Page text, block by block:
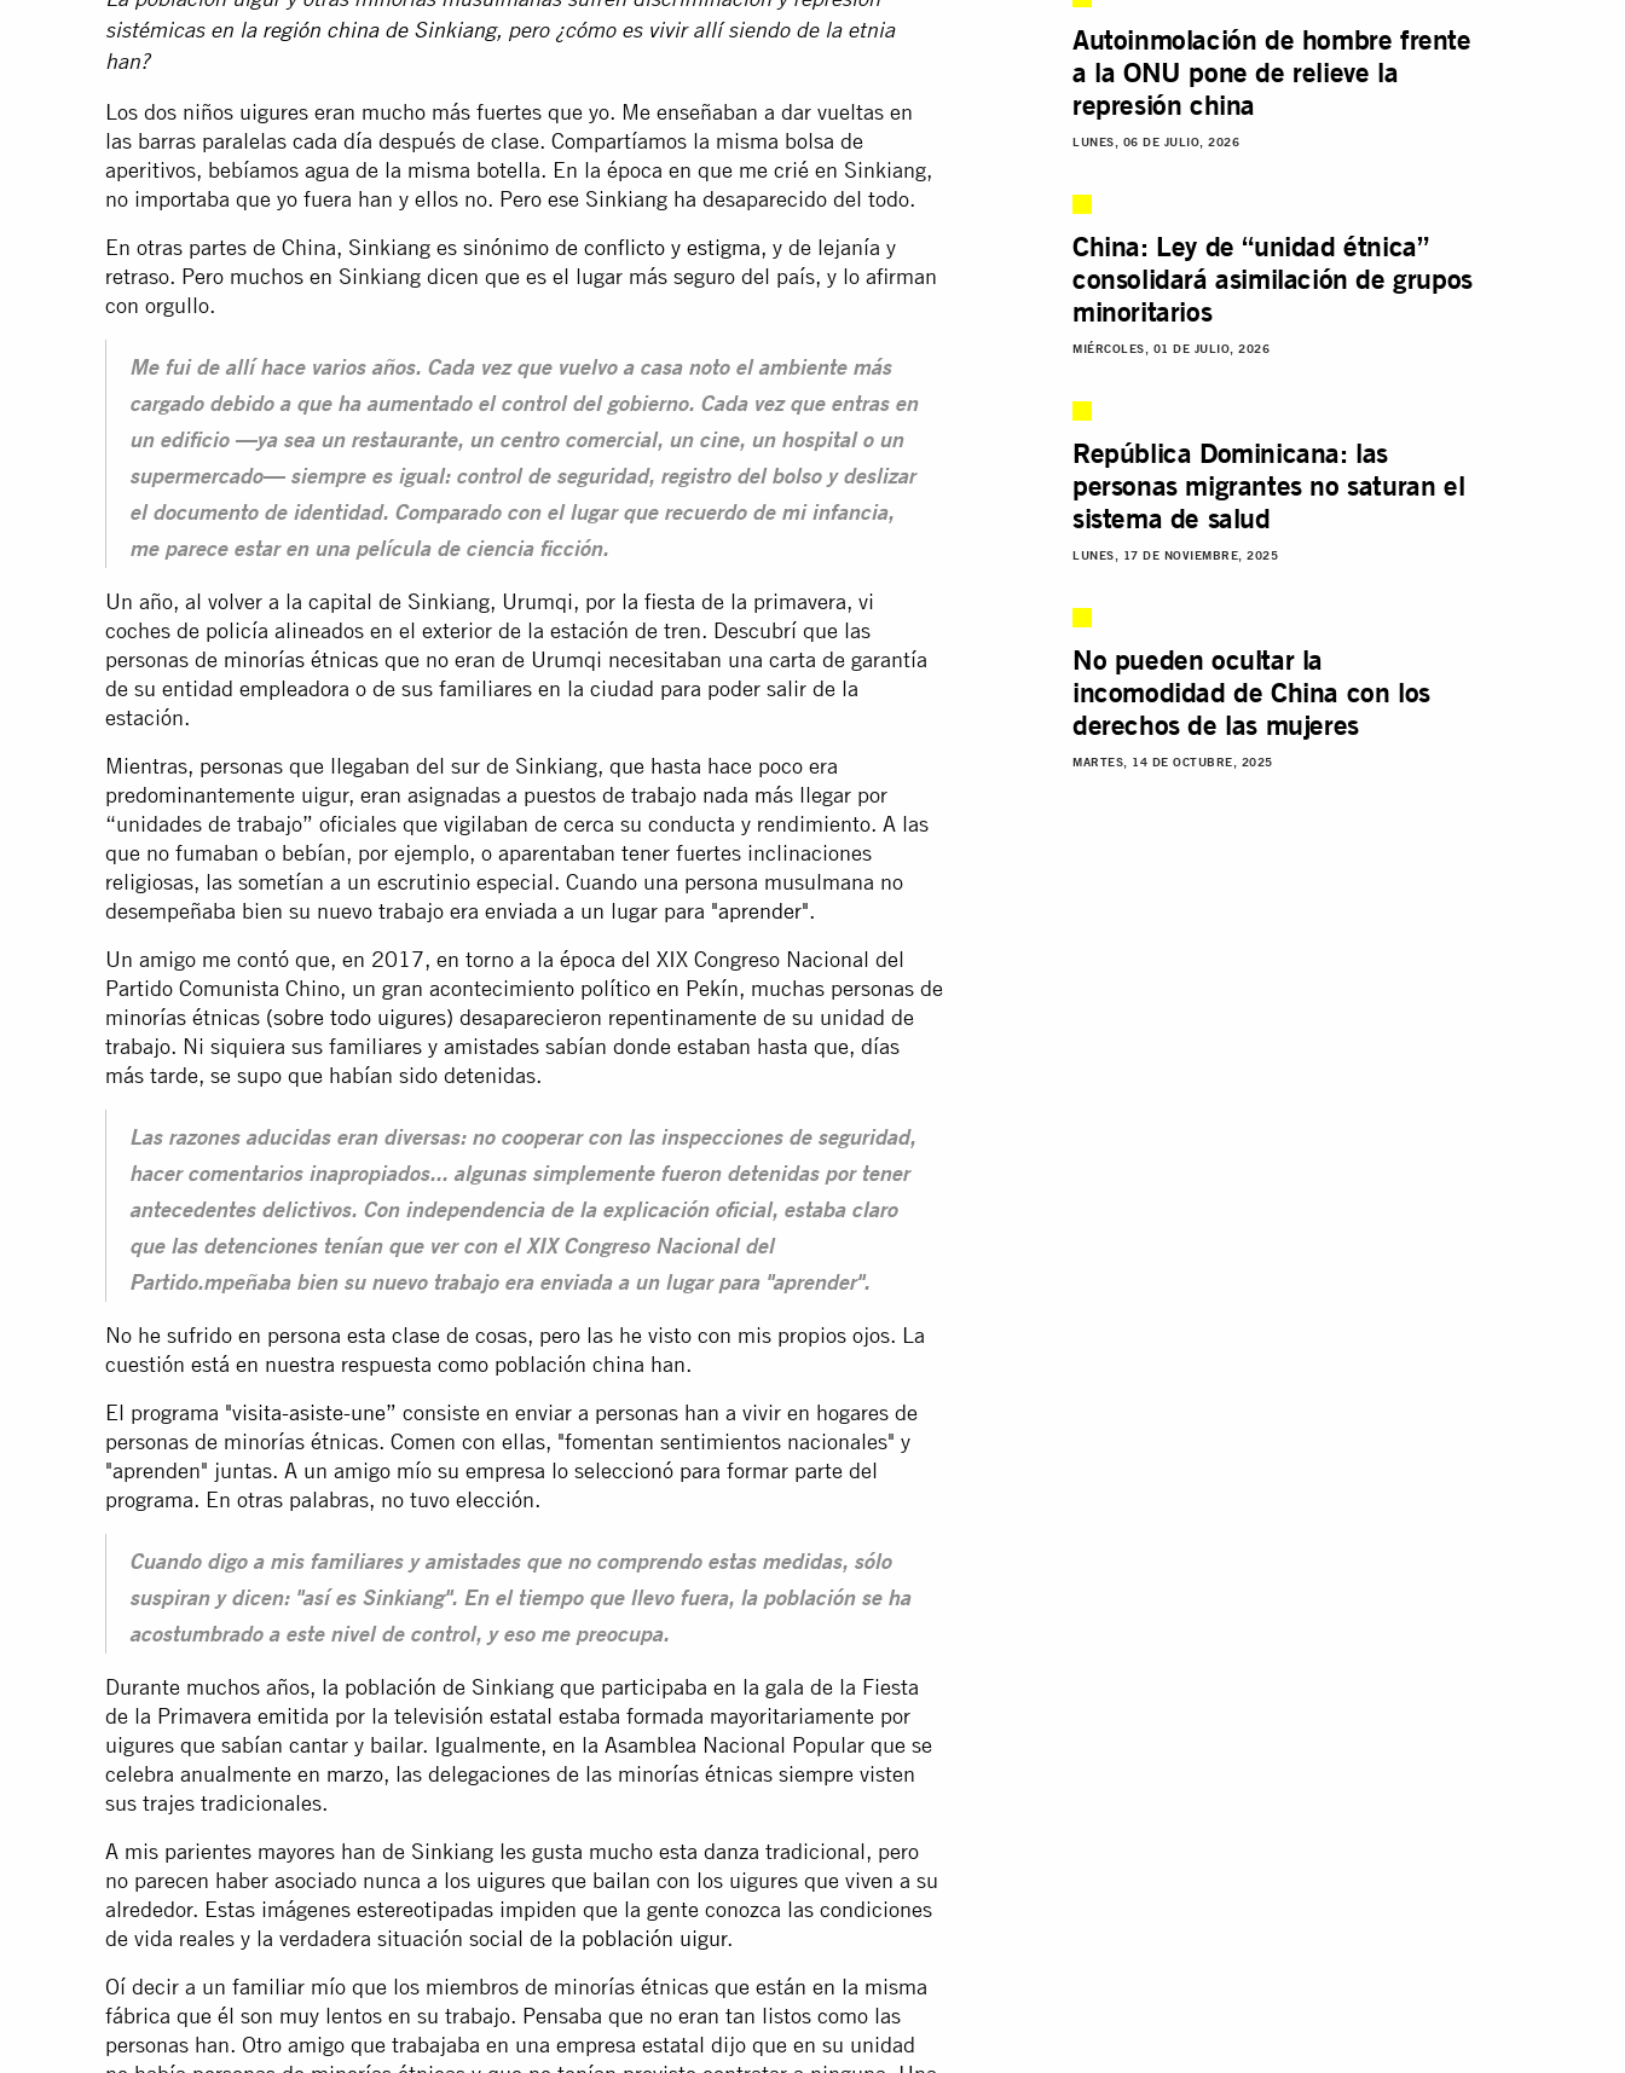
sistémicas en la región china de Sinkiang, pero ¿cómo es vivir allí siendo de la etnia
han?
Los dos niños uigures eran mucho más fuertes que yo. Me enseñaban a dar vueltas en
las barras paralelas cada día después de clase. Compartíamos la misma bolsa de
aperitivos, bebíamos agua de la misma botella. En la época en que me crié en Sinkiang,
no importaba que yo fuera han y ellos no. Pero ese Sinkiang ha desaparecido del todo.
En otras partes de China, Sinkiang es sinónimo de conflicto y estigma, y de lejanía y
retraso. Pero muchos en Sinkiang dicen que es el lugar más seguro del país, y lo afirman
con orgullo.
Me fui de allí hace varios años. Cada vez que vuelvo a casa noto el ambiente más
cargado debido a que ha aumentado el control del gobierno. Cada vez que entras en
un edificio —ya sea un restaurante, un centro comercial, un cine, un hospital o un
supermercado— siempre es igual: control de seguridad, registro del bolso y deslizar
el documento de identidad. Comparado con el lugar que recuerdo de mi infancia,
me parece estar en una película de ciencia ficción.
Un año, al volver a la capital de Sinkiang, Urumqi, por la fiesta de la primavera, vi
coches de policía alineados en el exterior de la estación de tren. Descubrí que las
personas de minorías étnicas que no eran de Urumqi necesitaban una carta de garantía
de su entidad empleadora o de sus familiares en la ciudad para poder salir de la
estación.
Mientras, personas que llegaban del sur de Sinkiang, que hasta hace poco era
predominantemente uigur, eran asignadas a puestos de trabajo nada más llegar por
“unidades de trabajo” oficiales que vigilaban de cerca su conducta y rendimiento. A las
que no fumaban o bebían, por ejemplo, o aparentaban tener fuertes inclinaciones
religiosas, las sometían a un escrutinio especial. Cuando una persona musulmana no
desempeñaba bien su nuevo trabajo era enviada a un lugar para "aprender".
Un amigo me contó que, en 2017, en torno a la época del XIX Congreso Nacional del
Partido Comunista Chino, un gran acontecimiento político en Pekín, muchas personas de
minorías étnicas (sobre todo uigures) desaparecieron repentinamente de su unidad de
trabajo. Ni siquiera sus familiares y amistades sabían donde estaban hasta que, días
más tarde, se supo que habían sido detenidas.
Las razones aducidas eran diversas: no cooperar con las inspecciones de seguridad,
hacer comentarios inapropiados... algunas simplemente fueron detenidas por tener
antecedentes delictivos. Con independencia de la explicación oficial, estaba claro
que las detenciones tenían que ver con el XIX Congreso Nacional del
Partido.mpeñaba bien su nuevo trabajo era enviada a un lugar para "aprender".
No he sufrido en persona esta clase de cosas, pero las he visto con mis propios ojos. La
cuestión está en nuestra respuesta como población china han.
El programa "visita-asiste-une” consiste en enviar a personas han a vivir en hogares de
personas de minorías étnicas. Comen con ellas, "fomentan sentimientos nacionales" y
"aprenden" juntas. A un amigo mío su empresa lo seleccionó para formar parte del
programa. En otras palabras, no tuvo elección.
Cuando digo a mis familiares y amistades que no comprendo estas medidas, sólo
suspiran y dicen: "así es Sinkiang". En el tiempo que llevo fuera, la población se ha
acostumbrado a este nivel de control, y eso me preocupa.
Durante muchos años, la población de Sinkiang que participaba en la gala de la Fiesta
de la Primavera emitida por la televisión estatal estaba formada mayoritariamente por
uigures que sabían cantar y bailar. Igualmente, en la Asamblea Nacional Popular que se
celebra anualmente en marzo, las delegaciones de las minorías étnicas siempre visten
sus trajes tradicionales.
A mis parientes mayores han de Sinkiang les gusta mucho esta danza tradicional, pero
no parecen haber asociado nunca a los uigures que bailan con los uigures que viven a su
alrededor. Estas imágenes estereotipadas impiden que la gente conozca las condiciones
de vida reales y la verdadera situación social de la población uigur.
Oí decir a un familiar mío que los miembros de minorías étnicas que están en la misma
fábrica que él son muy lentos en su trabajo. Pensaba que no eran tan listos como las
personas han. Otro amigo que trabajaba en una empresa estatal dijo que en su unidad
Autoinmolación de hombre frente
a la ONU pone de relieve la
represión china
LUNES, 06 DE JULIO, 2026
China: Ley de “unidad étnica”
consolidará asimilación de grupos
minoritarios
MIÉRCOLES, 01 DE JULIO, 2026
República Dominicana: las
personas migrantes no saturan el
sistema de salud
LUNES, 17 DE NOVIEMBRE, 2025
No pueden ocultar la
incomodidad de China con los
derechos de las mujeres
MARTES, 14 DE OCTUBRE, 2025